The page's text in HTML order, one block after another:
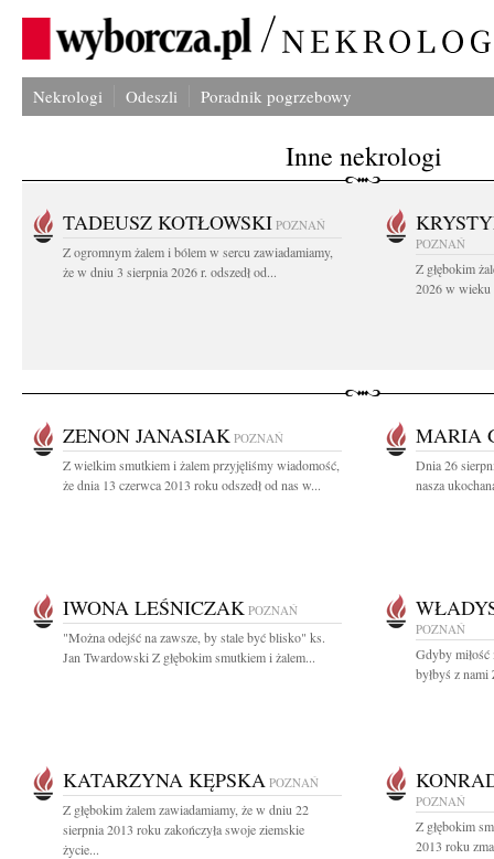
Nekrologi Odeszli Poradnik pogrzebowy
Inne nekrologi
TADEUSZ KOTŁOWSKI POZNAŃ
Z ogromnym żalem i bólem w sercu zawiadamiamy,
że w dniu 3 sierpnia 2026 r. odszedł od...
POZNAŃ
Z głębokim
2026 w wieku
ZENON JANASIAK POZNAŃ
Z wielkim smutkiem i żalem przyjęliśmy wiadomość,
że dnia 13 czerwca 2013 roku odszedł od nas w...
MARIA
Dnia 26
nasza
IWONA LEŚNICZAK POZNAŃ
"Można odejść na zawsze, by stale być blisko" ks.
Jan Twardowski Z głębokim smutkiem i żalem...
POZNAŃ
Gdyby miłość
byłbyś z nami
KATARZYNA KĘPSKA POZNAŃ
Z głębokim żalem zawiadamiamy, że w dniu 22
sierpnia 2013 roku zakończyła swoje ziemskie
życie...
POZNAŃ
Z głębokim
2013 roku